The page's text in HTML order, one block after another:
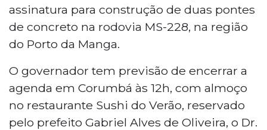
assinatura para construção de duas pontes
de concreto na rodovia MS-228, na região
do Porto da Manga.
O governador tem previsão de encerrar a
agenda em Corumbá às 12h, com almoço
no restaurante Sushi do Verão, reservado
pelo prefeito Gabriel Alves de Oliveira, o Dr.